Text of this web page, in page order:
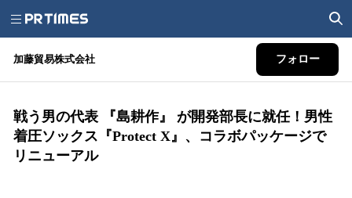
加藤貿易株式会社 フォロー
戦う男の代表 『島耕作』 が開発部長に就任！男性
着圧ソックス『Protect X』、コラボパッケージで
リニューアル